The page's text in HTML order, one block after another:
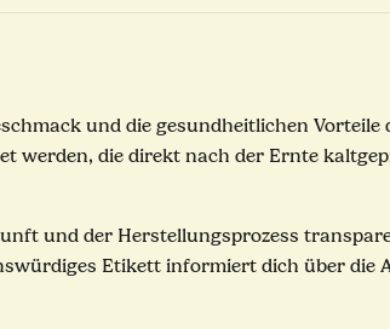
und die gesundheitlichen
werden, die direkt nach der Ernte
und der Herstellungsprozess
Etikett informiert dich über die